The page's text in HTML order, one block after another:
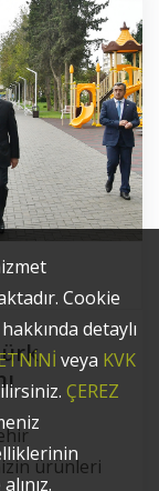
ürünleri
Cookie
detaylı
veya KVK
ÇEREZ